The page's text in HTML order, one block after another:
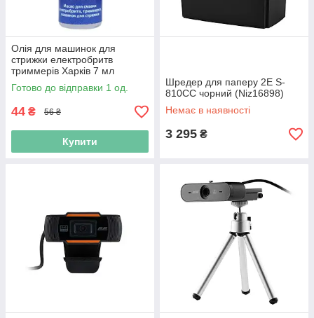
Олія для машинок для
стрижки електробритв
триммерів Харків 7 мл
(Niz14736)
Готово до відправки 1 од.
44 ₴ 56 ₴
Купити
Шредер для паперу 2E S-
810CC чорний (Niz16898)
Немає в наявності
3 295 ₴